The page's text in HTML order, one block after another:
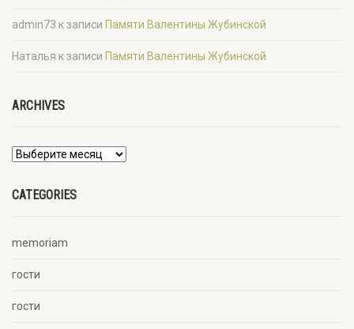
admin73 к записи Памяти Валентины Жубинской
Наталья к записи Памяти Валентины Жубинской
ARCHIVES
CATEGORIES
memoriam
гости
гости